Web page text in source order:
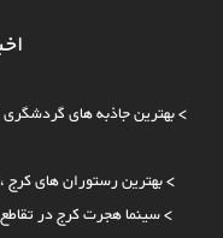
>بهترین جاذبه‌ های گردشگری
>بهترین رستوران های کرج
>سینما هجرت کرج در